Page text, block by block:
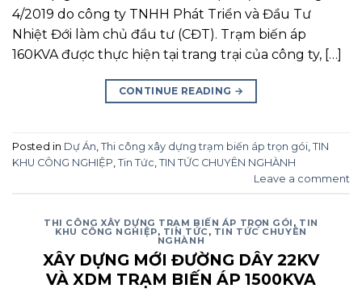
4/2019 do công ty TNHH Phát Triển và Đầu Tư
Nhiệt Đới làm chủ đầu tư (CĐT). Trạm biến áp
160KVA được thực hiện tại trang trại của công ty, […]
CONTINUE READING →
Posted in Dự Án Thi công xây dựng trạm biến áp trọn gói TIN
KHU CÔNG NGHIỆP Tin Tức TIN TỨC CHUYÊN NGHÀNH
Leave a comment
THI CÔNG XÂY DỰNG TRẠM BIẾN ÁP TRỌN GÓI , TIN
KHU CÔNG NGHIỆP, TIN TỨC, TIN TỨC CHUYÊN
NGHÀNH
XÂY DỰNG MỚI ĐƯỜNG DÂY 22KV
VÀ XDM TRẠM BIẾN ÁP 1500KVA